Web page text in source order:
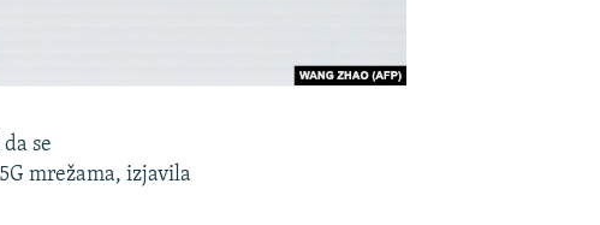
se
mrežama, izjavila